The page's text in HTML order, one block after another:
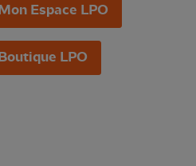
Espace LPO
LPO